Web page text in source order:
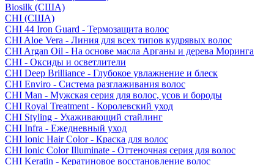
Biosilk (США)
CHI (США)
CHI 44 Iron Guard - Термозащита волос
CHI Aloe Vera - Линия для всех типов кудрявых волос
CHI Argan Oil - На основе масла Арганы и дерева Моринга
CHI - Оксиды и осветлители
CHI Deep Brilliance - Глубокое увлажнение и блеск
CHI Enviro - Система разглаживания волос
CHI Man - Мужская серия для волос, усов и бороды
CHI Royal Treatment - Королевский уход
CHI Styling - Ухаживающий стайлинг
CHI Infra - Ежедневный уход
CHI Ionic Hair Color - Краска для волос
CHI Ionic Color Illuminate - Оттеночная серия для волос
CHI Keratin - Кератиновое восстановление волос